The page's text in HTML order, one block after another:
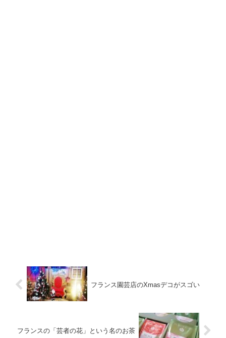
フランス園芸店のXmasデコがスゴい
フランスの「芸者の花」という名のお茶